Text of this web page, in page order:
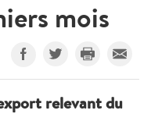
mois
relevant du